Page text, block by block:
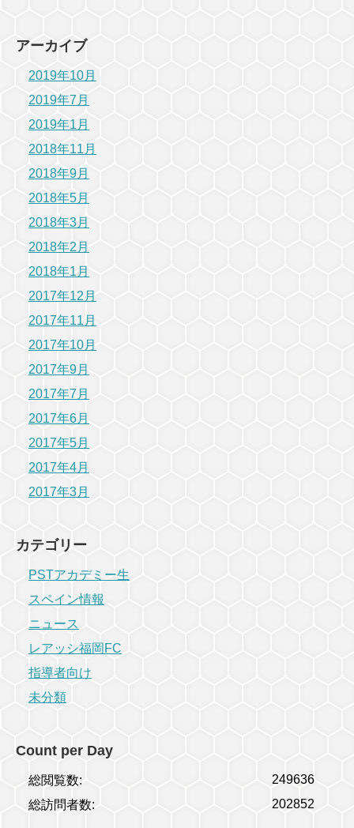
アーカイブ
2019年10月
2019年7月
2019年1月
2018年11月
2018年9月
2018年5月
2018年3月
2018年2月
2018年1月
2017年12月
2017年11月
2017年10月
2017年9月
2017年7月
2017年6月
2017年5月
2017年4月
2017年3月
カテゴリー
PSTアカデミー生
スペイン情報
ニュース
レアッシ福岡FC
指導者向け
未分類
Count per Day
249636
総閲覧数:
202852
総訪問者数: